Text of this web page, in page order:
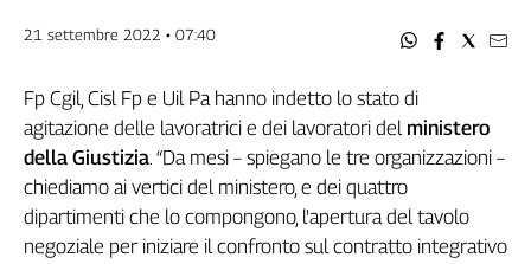
Fillea
Fiom
Fisac
Flai
Flc
Fp
Nidil
21 settembre 2022 • 07:40
Fp Cgil, Cisl Fp e Uil Pa hanno indetto lo stato di
agitazione delle lavoratrici e dei lavoratori del ministero
della Giustizia. “Da mesi – spiegano le tre organizzazioni –
chiediamo ai vertici del ministero, e dei quattro
dipartimenti che lo compongono, l'apertura del tavolo
negoziale per iniziare il confronto sul contratto integrativo